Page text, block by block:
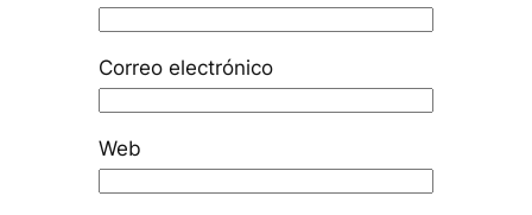
Correo electrónico
Web